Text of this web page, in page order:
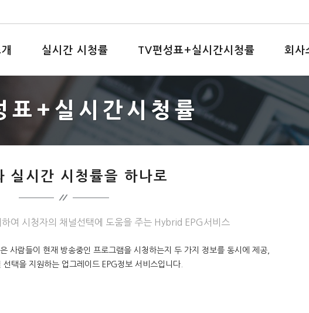
실시간 시청률 TV편성표+실시간시청률 회사
표+실시간시청률
실시간 시청률을 하나로
여 시청자의 채널선택에 도움을 주는 Hybrid EPG서비스
사람들이 현재 방송중인 프로그램을 시청하는지 두 가지 정보를 동시에 제공,
선택을 지원하는 업그레이드 EPG정보 서비스입니다.